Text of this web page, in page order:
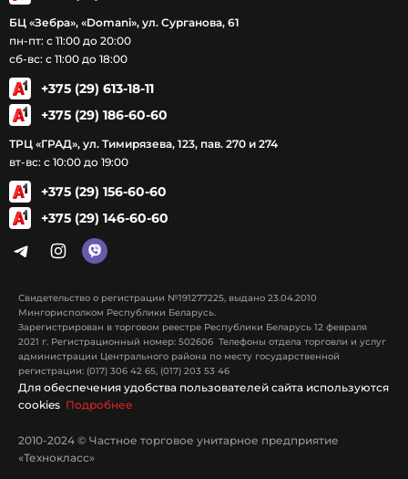
БЦ «Зебра», «Domani», ул. Сурганова, 61
пн-пт: с 11:00 до 20:00
сб-вс: с 11:00 до 18:00
+375 (29) 613-18-11
+375 (29) 186-60-60
ТРЦ «ГРАД», ул. Тимирязева, 123, пав. 270 и 274
вт-вс: с 10:00 до 19:00
+375 (29) 156-60-60
+375 (29) 146-60-60
Свидетельство о регистрации №191277225, выдано 23.04.2010
Мингорисполком Республики Беларусь.
Зарегистрирован в торговом реестре Республики Беларусь 12 февраля
2021 г. Регистрационный номер: 502606 Телефоны отдела торговли и услуг
администрации Центрального района по месту государственной
регистрации: (017) 306 42 65, (017) 203 53 46
Для обеспечения удобства пользователей сайта используются
cookies Подробнее
2010-2024 © Частное торговое унитарное предприятие
«Технокласс»